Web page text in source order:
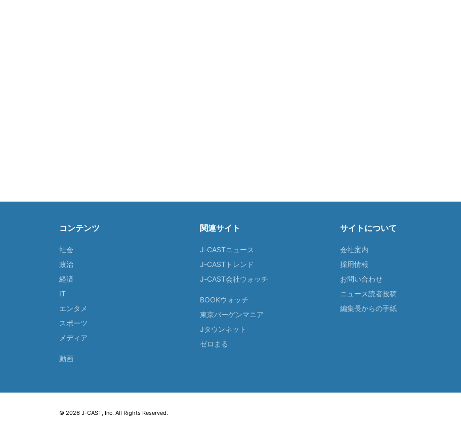
コンテンツ
社会
政治
経済
IT
エンタメ
スポーツ
メディア
動画
関連サイト
J-CASTニュース
J-CASTトレンド
J-CAST会社ウォッチ
BOOKウォッチ
東京バーゲンマニア
Jタウンネット
ゼロまる
サイトについて
会社案内
採用情報
お問い合わせ
ニュース読者投稿
編集長からの手紙
© 2026 J-CAST, Inc. All Rights Reserved.